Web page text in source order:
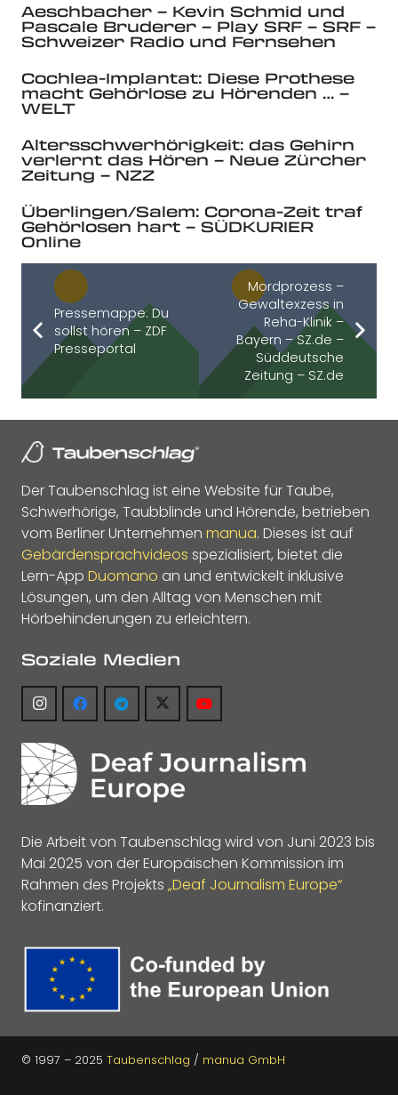
Aeschbacher – Kevin Schmid und
Pascale Bruderer – Play SRF – SRF –
Schweizer Radio und Fernsehen
Cochlea-Implantat: Diese Prothese
macht Gehörlose zu Hörenden … –
WELT
Altersschwerhörigkeit: das Gehirn
verlernt das Hören – Neue Zürcher
Zeitung – NZZ
Überlingen/Salem: Corona-Zeit traf
Gehörlosen hart – SÜDKURIER
Online
Pressemappe: Du
sollst hören – ZDF
Presseportal
Mordprozess –
Gewaltexzess in
Reha-Klinik –
Bayern – SZ.de –
Süddeutsche
Zeitung – SZ.de
Der Taubenschlag ist eine Website für Taube,
Schwerhörige, Taubblinde und Hörende, betrieben
vom Berliner Unternehmen manua. Dieses ist auf
Gebärdensprachvideos spezialisiert, bietet die
Lern-App Duomano an und entwickelt inklusive
Lösungen, um den Alltag von Menschen mit
Hörbehinderungen zu erleichtern.
Soziale Medien
Die Arbeit von Taubenschlag wird von Juni 2023 bis
Mai 2025 von der Europäischen Kommission im
Rahmen des Projekts „Deaf Journalism Europe“
kofinanziert.
© 1997 – 2025 Taubenschlag / manua GmbH